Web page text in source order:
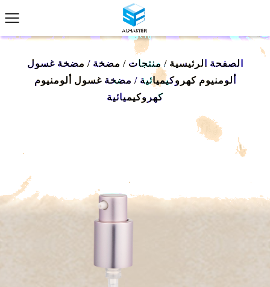
الصفحة الرئيسية /منتجات / مضخة / مضخة غسول
ألومنيوم كهروكيميائية / مضخة غسول ألومنيوم
كهروكيميائية